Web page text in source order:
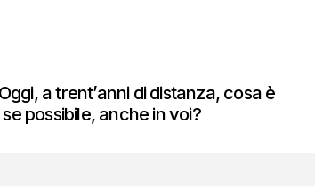
a trent’anni di distanza, cosa è
possibile, anche in voi?